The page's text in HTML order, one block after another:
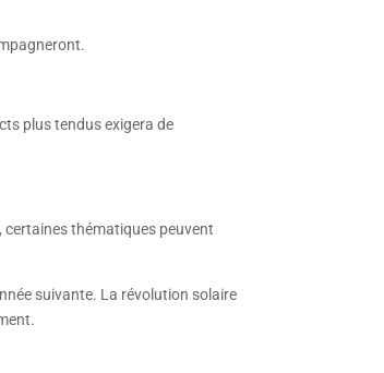
plus tendus exigera de
certaines thématiques peuvent
suivante. La révolution solaire